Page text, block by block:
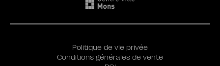
Politique de vie privée
Conditions générales de vente